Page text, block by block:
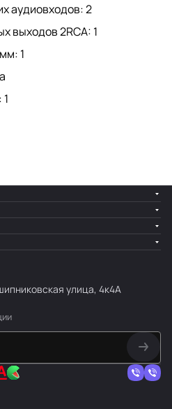
аудиовходов: 2
выходов 2RCA: 1
1
улица, 4к4А